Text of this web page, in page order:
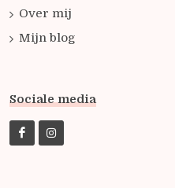
Over mij
Mijn blog
Sociale media